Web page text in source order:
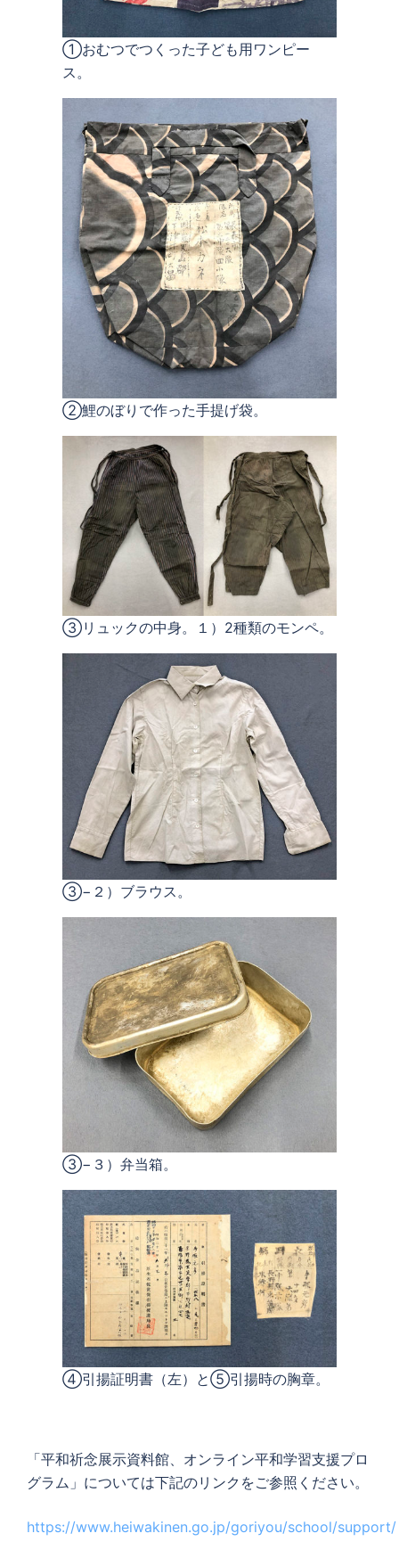
①おむつでつくった子ども用ワンピー
ス。
②鯉のぼりで作った手提げ袋。
③リュックの中身。１）2種類のモンペ。
③−２）ブラウス。
③−３）弁当箱。
④引揚証明書（左）と⑤引揚時の胸章。
「平和祈念展示資料館、オンライン平和学習支援プロ
グラム」については下記のリンクをご参照ください。
https://www.heiwakinen.go.jp/goriyou/school/support/